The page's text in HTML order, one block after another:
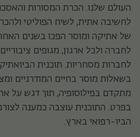
העולם שלנו. הכרת המסורות
לחשיבה אתית, לשיח הפוליטי
של אתיקה ומוסר הפכו בשנים
לחברה ולכל ארגון, מגופים
לחברות מסחריות. תוכנית
בשאלות מוסר בחיים המודרניים
מתקדם בפילוסופיה, תוך דגש על
בפרט. התוכנית עוצבה כמענה
הביו-רפואי בארץ.